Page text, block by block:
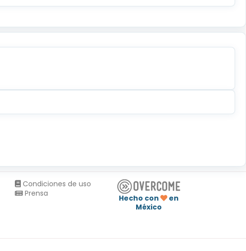
Condiciones de uso
Prensa
Hecho con
en
México